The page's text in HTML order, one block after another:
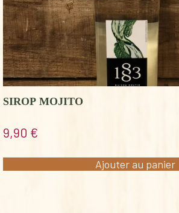
SIROP MOJITO
9,90 €
Ajouter au panier